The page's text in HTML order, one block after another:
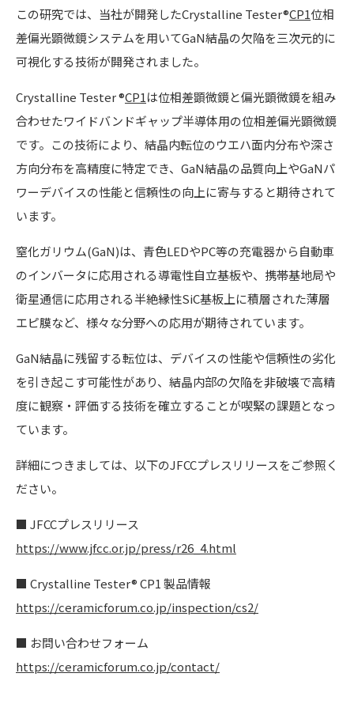
この研究では、当社が開発したCrystalline Tester®CP1位相
差偏光顕微鏡システムを用いてGaN結晶の欠陥を三次元的に
可視化する技術が開発されました。
Crystalline Tester ®CP1は位相差顕微鏡と偏光顕微鏡を組み
合わせたワイドバンドギャップ半導体用の位相差偏光顕微鏡
です。この技術により、結晶内転位のウエハ面内分布や深さ
方向分布を高精度に特定でき、GaN結晶の品質向上やGaNパ
ワーデバイスの性能と信頼性の向上に寄与すると期待されて
います。
窒化ガリウム(GaN)は、青色LEDやPC等の充電器から自動車
のインバータに応用される導電性自立基板や、携帯基地局や
衛星通信に応用される半絶縁性SiC基板上に積層された薄層
エピ膜など、様々な分野への応用が期待されています。
GaN結晶に残留する転位は、デバイスの性能や信頼性の劣化
を引き起こす可能性があり、結晶内部の欠陥を非破壊で高精
度に観察・評価する技術を確立することが喫緊の課題となっ
ています。
詳細につきましては、以下のJFCCプレスリリースをご参照く
ださい。
■ JFCCプレスリリース
https://www.jfcc.or.jp/press/r26_4.html
■ Crystalline Tester® CP1 製品情報
https://ceramicforum.co.jp/inspection/cs2/
■ お問い合わせフォーム
https://ceramicforum.co.jp/contact/